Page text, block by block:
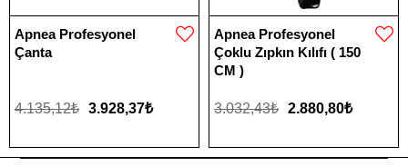
Apnea Profesyonel
Çanta
3.928,37₺
4.135,12₺
Apnea Profesyonel
Çoklu Zıpkın Kılıfı ( 150
CM )
2.880,80₺
3.032,43₺